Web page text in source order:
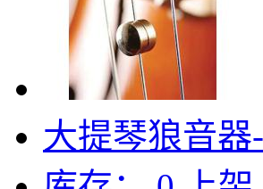
大提琴狼音器